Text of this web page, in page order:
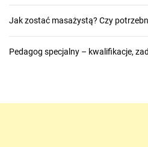
Jak zostać masażystą? Czy
Pedagog specjalny – kwalifikacje,